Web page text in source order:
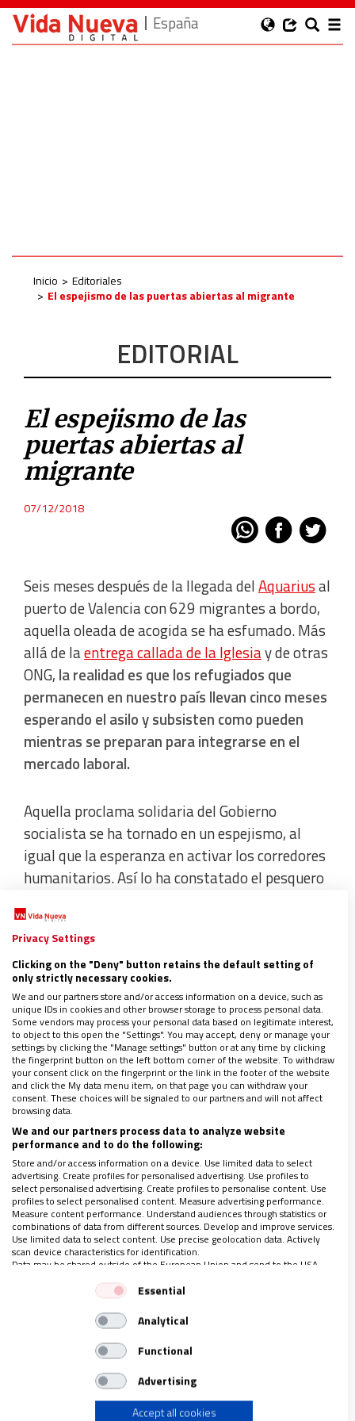
España
Inicio
Editoriales
El espejismo de las puertas abiertas al migrante
EDITORIAL
El espejismo de las
puertas abiertas al
migrante
07/12/2018
Seis meses después de la llegada delAquariusal
puerto de Valencia con 629 migrantes a bordo,
aquella oleada de acogida se ha esfumado. Más
allá de laentrega callada de la Iglesiay de otras
ONG, la realidad es que los refugiados que
permanecen en nuestro país llevan cinco meses
esperando el asilo y subsisten como pueden
mientras se preparan para integrarse en el
mercado laboral.
Aquella proclama solidaria del Gobierno
socialista se ha tornado en un espejismo, al
igual que la esperanza en activar los corredores
humanitarios. Así lo ha constatado el pesquero
permanecido a la deriva en el Mediterráneo sin
puerto de acogida durante dos semanas, con
más de una decena de náufragos que rescató.
es que sacar la cara por el extranjero no es ni
mucho menos rentable electoralmente, como ha
puesto de manifiesto la irrupción de Vox en el
Parlamento andaluz, siendo la fuerza más
votada en las poblaciones con mayor población
migrante. Fenómenos todos ellos
desconcertantes que hablan de una sociedad
que levanta sus muros al diferente, al que se
considera una amenaza, una dinámica que la
Iglesia insta a romper a golpe de Doctrina Social
a pie de calle.
LEA MÁS:
REVISTA Nº 3.109
LO ÚLTIMO EN VIDANUEVA
Privacy Settings
Clicking on the "Deny" button retains the default setting of
only strictly necessary cookies.
We and our partners store and/or access information on a device, such as
unique IDs in cookies and other browser storage to process personal data.
Some vendors may process your personal data based on legitimate interest,
to object to this open the "Settings". You may accept, deny or manage your
settings by clicking the "Manage settings" button or at any time by clicking
the fingerprint button on the left bottom corner of the website. To withdraw
your consent click on the fingerprint or the link in the footer of the website
and click the My data menu item, on that page you can withdraw your
consent. These choices will be signaled to our partners and will not affect
browsing data.
We and our partners process data to analyze website
performance and to do the following:
Store and/or access information on a device. Use limited data to select
advertising. Create profiles for personalised advertising. Use profiles to
select personalised advertising. Create profiles to personalise content. Use
profiles to select personalised content. Measure advertising performance.
Measure content performance. Understand audiences through statistics or
combinations of data from different sources. Develop and improve services.
Use limited data to select content. Use precise geolocation data. Actively
scan device characteristics for identification.
Data may be shared outside of the European Union and send to the USA.
Your consent and the cookie policy applies solely to this website/app.
View Partner List (1 IAB Vendors)
We use your data for the following purposes:
IAB processing purposes:
Use limited data to select advertising
Essential
Analytical
Functional
Advertising
Accept all cookies